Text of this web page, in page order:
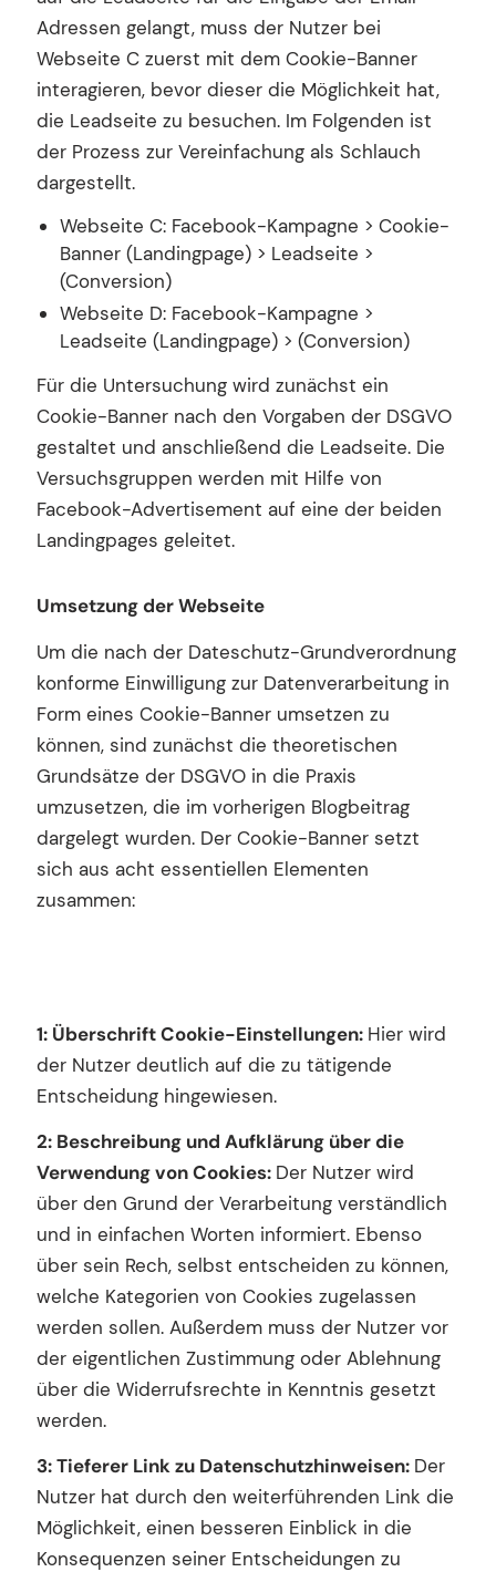
Adressen gelangt, muss der Nutzer bei
Webseite C zuerst mit dem Cookie-Banner
interagieren, bevor dieser die Möglichkeit hat,
die Leadseite zu besuchen. Im Folgenden ist
der Prozess zur Vereinfachung als Schlauch
dargestellt.
Webseite C: Facebook-Kampagne > Cookie-
Banner (Landingpage) > Leadseite >
(Conversion)
Webseite D: Facebook-Kampagne >
Leadseite (Landingpage) > (Conversion)
Für die Untersuchung wird zunächst ein
Cookie-Banner nach den Vorgaben der DSGVO
gestaltet und anschließend die Leadseite. Die
Versuchsgruppen werden mit Hilfe von
Facebook-Advertisement auf eine der beiden
Landingpages geleitet.
Umsetzung der Webseite
Um die nach der Dateschutz-Grundverordnung
konforme Einwilligung zur Datenverarbeitung in
Form eines Cookie-Banner umsetzen zu
können, sind zunächst die theoretischen
Grundsätze der DSGVO in die Praxis
umzusetzen, die im vorherigen Blogbeitrag
dargelegt wurden. Der Cookie-Banner setzt
sich aus acht essentiellen Elementen
zusammen:
1: ÜberschriftCookie-Einstellungen: Hier wird
der Nutzer deutlich auf die zu tätigende
Entscheidung hingewiesen.
2: Beschreibung und Aufklärung über die
Verwendung von Cookies: Der Nutzer wird
über den Grund der Verarbeitung verständlich
und in einfachen Worten informiert. Ebenso
über sein Rech, selbst entscheiden zu können,
welche Kategorien von Cookies zugelassen
werden sollen. Außerdem muss der Nutzer vor
der eigentlichen Zustimmung oder Ablehnung
über die Widerrufsrechte in Kenntnis gesetzt
werden.
3: Tieferer Link zu Datenschutzhinweisen: Der
Nutzer hat durch den weiterführenden Link die
Möglichkeit, einen besseren Einblick in die
Konsequenzen seiner Entscheidungen zu